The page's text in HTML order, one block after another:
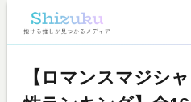
【ロマンスマジシ